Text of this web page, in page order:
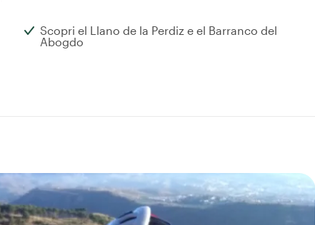
Scopri el Llano de la Perdiz e el Barranco del
Abogdo